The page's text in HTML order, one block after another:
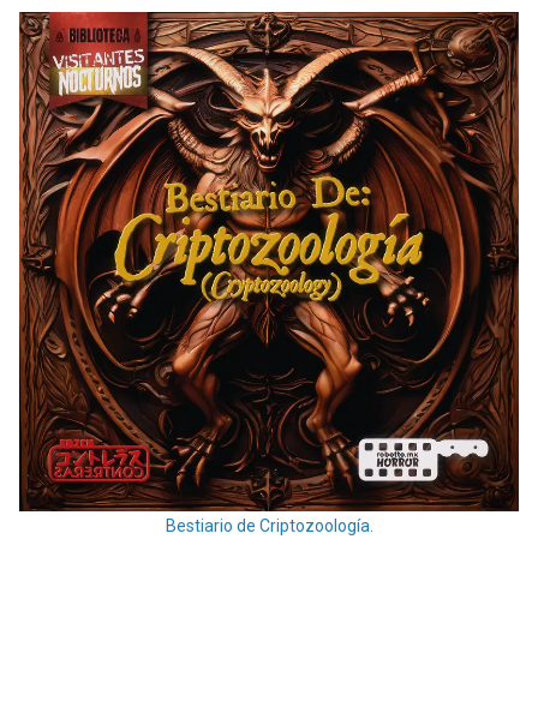
Bestiario de Criptozoología.